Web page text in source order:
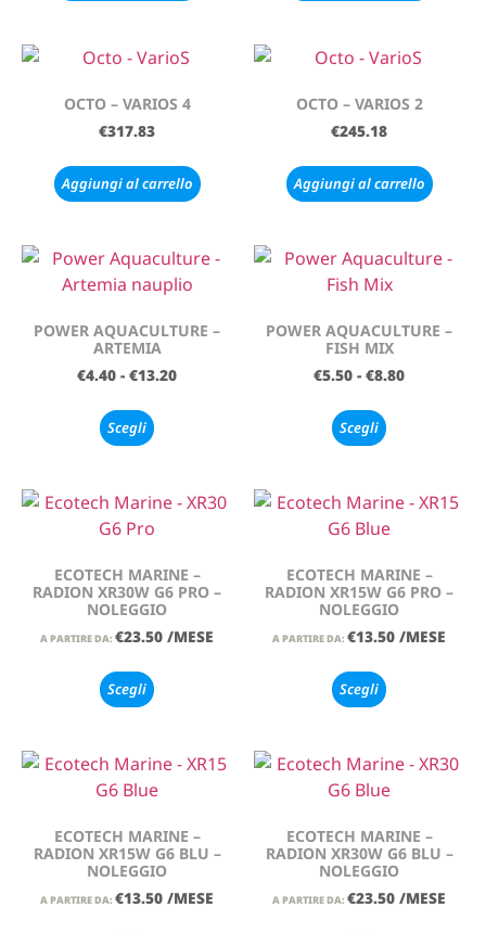
OCTO – VARIOS 4
€317.83
Aggiungi al carrello
OCTO – VARIOS 2
€245.18
Aggiungi al carrello
POWER AQUACULTURE –
ARTEMIA
€4.40 - €13.20
Scegli
POWER AQUACULTURE –
FISH MIX
€5.50 - €8.80
Scegli
ECOTECH MARINE –
RADION XR30W G6 PRO –
NOLEGGIO
A PARTIRE DA: €23.50 /MESE
Scegli
ECOTECH MARINE –
RADION XR15W G6 PRO –
NOLEGGIO
A PARTIRE DA: €13.50 /MESE
Scegli
ECOTECH MARINE –
RADION XR15W G6 BLU –
NOLEGGIO
A PARTIRE DA: €13.50 /MESE
ECOTECH MARINE –
RADION XR30W G6 BLU –
NOLEGGIO
A PARTIRE DA: €23.50 /MESE